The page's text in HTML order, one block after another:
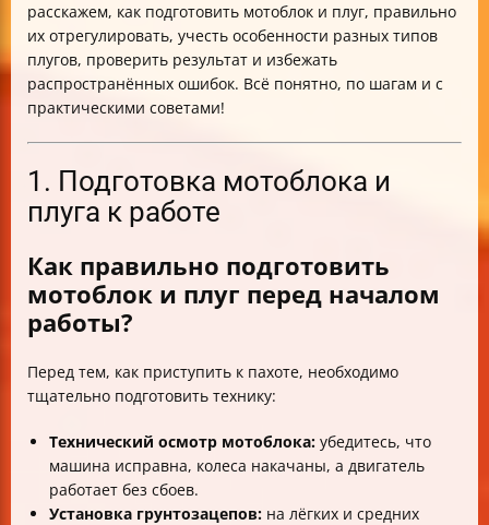
расскажем, как подготовить мотоблок и плуг, правильно
их отрегулировать, учесть особенности разных типов
плугов, проверить результат и избежать
распространённых ошибок. Всё понятно, по шагам и с
практическими советами!
1. Подготовка мотоблока и
плуга к работе
Как правильно подготовить
мотоблок и плуг перед началом
работы?
Перед тем, как приступить к пахоте, необходимо
тщательно подготовить технику:
Технический осмотр мотоблока: убедитесь, что
машина исправна, колеса накачаны, а двигатель
работает без сбоев.
Установка грунтозацепов: на лёгких и средних